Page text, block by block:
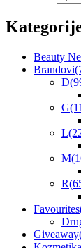
Beauty
Brandovi
D
G
L
M
R
Favourites
Giveaway